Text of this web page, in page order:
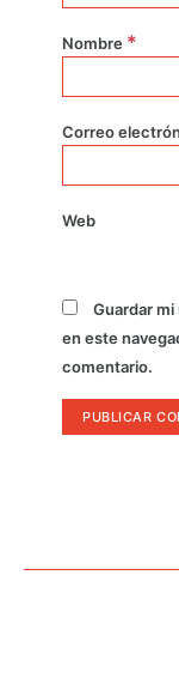
Nombre *
Correo
Web
Guardar
en este
comentario.